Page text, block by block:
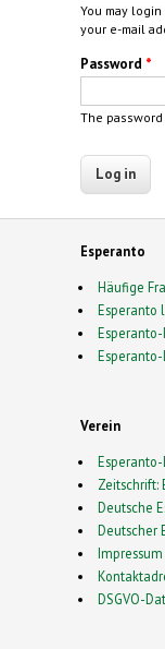
You may
your e-mail
Password *
The
Esperanto
Häufige
Esperanto
Verein
Zeitschrift:
Deutsche
Deutscher
Impressum
DSGVO-